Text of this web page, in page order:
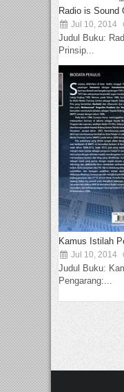
Radio is Sound
Jul 10, 2014
Judul Buku:
Prinsip...
Kamus Istilah
Jul 10, 2014
Judul Buku:
Pengarang:...